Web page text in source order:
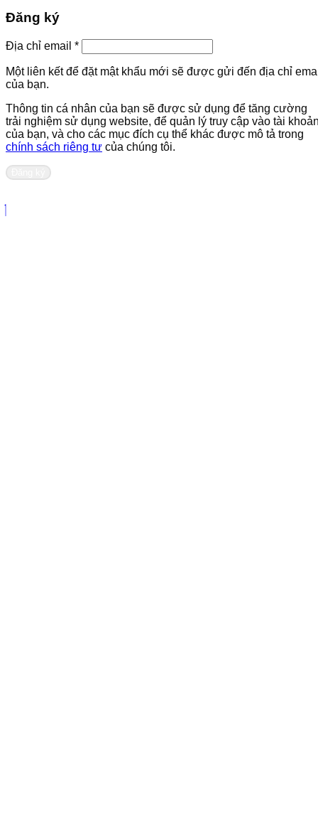
Đăng ký
Địa chỉ email *Bắt
buộc
Một liên kết để đặt mật khẩu mới sẽ được gửi đến địa chỉ
của bạn.
Thông tin cá nhân của bạn sẽ được sử dụng để tăng cường
trải nghiệm sử dụng website, để quản lý truy cập vào tài
của bạn, và cho các mục đích cụ thể khác được mô tả trong
chính sách riêng tư của chúng tôi.